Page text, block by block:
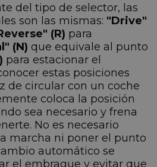
del tipo de selector, las
son las mismas: "Drive"
(R) para
(N) que equivale al punto
para estacionar el
estas posiciones
de circular con un coche
coloca la posición
sea necesario y frena
No es necesario
marcha ni poner el punto
automático se
el embrague y evitar que